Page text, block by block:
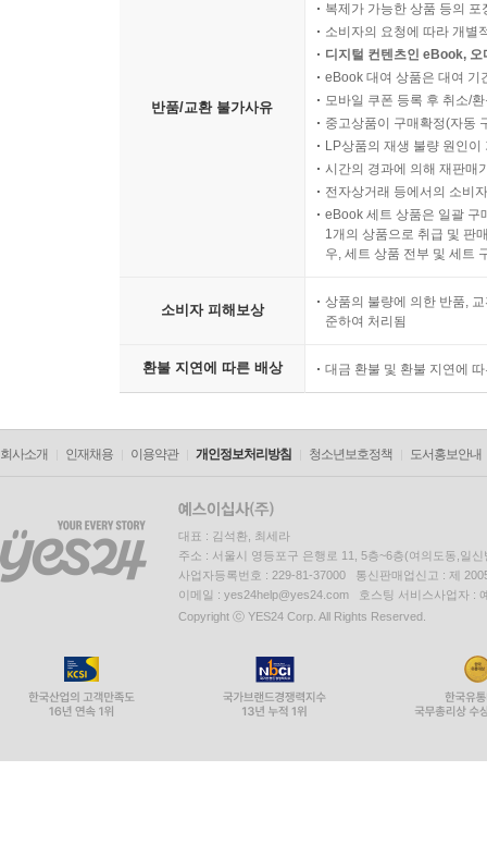
반품/교환 불가사유
복제가 가능한 상품 등의
소비자의 요청에 따라 개별
디지털 컨텐츠인 eBook,
eBook 대여 상품은 대여 기
모바일 쿠폰 등록 후 취소/
중고상품이 구매확정(자동
LP상품의 재생 불량 원인
시간의 경과에 의해 재판매
전자상거래 등에서의 소비
eBook 세트 상품은 일괄 구
1개의 상품으로 취급 및 판
우, 세트 상품 전부 및 세트
소비자 피해보상
상품의 불량에 의한 반품,
준하여 처리됨
환불 지연에 따른 배상 대금 환불 및 환불 지연에
회사소개 인재채용 이용약관 개인정보처리방침 청소년보호정책 도서홍보안내
대표 : 김석환, 최세라
주소 : 서울시 영등포구 은행로 11, 5층~6층(여의도동,일신
사업자등록번호 : 229-81-37000 통신판매업신고 : 제
이메일 : yes24help@yes24.com 호스팅 서비스사업자 :
Copyright ⓒ YES24 Corp. All Rights Reserved.